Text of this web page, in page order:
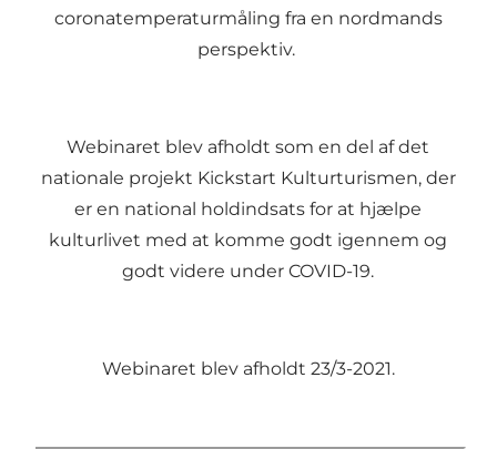
coronatemperaturmåling fra en nordmands
perspektiv.
Webinaret blev afholdt som en del af det
nationale projekt Kickstart Kulturturismen, der
er en national holdindsats for at hjælpe
kulturlivet med at komme godt igennem og
godt videre under COVID-19.
Webinaret blev afholdt 23/3-2021.